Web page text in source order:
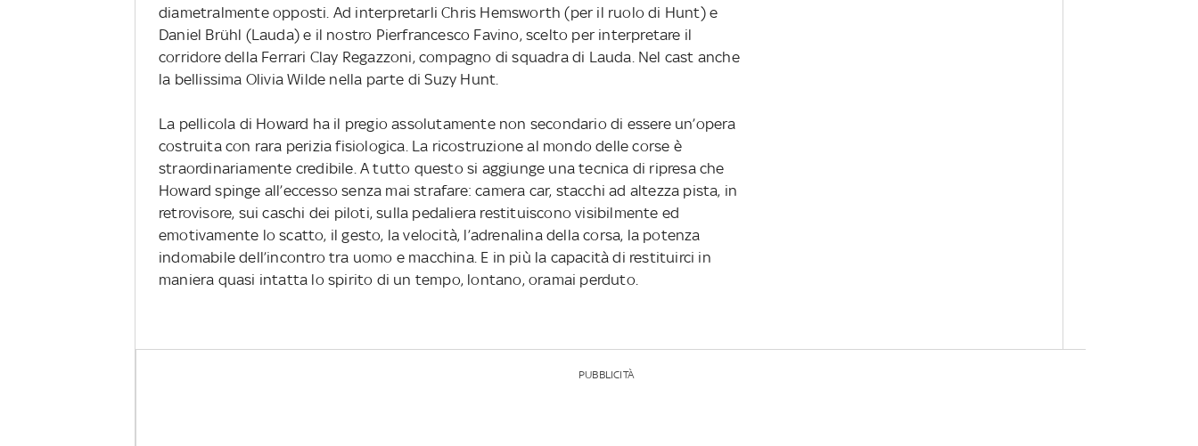
diametralmente opposti. Ad interpretarli Chris Hemsworth (per il ruolo di Hunt) e
Daniel Brühl (Lauda) e il nostro Pierfrancesco Favino, scelto per interpretare il
corridore della Ferrari Clay Regazzoni, compagno di squadra di Lauda. Nel cast anche
la bellissima Olivia Wilde nella parte di Suzy Hunt.
La pellicola di Howard ha il pregio assolutamente non secondario di essere un’opera
costruita con rara perizia fisiologica. La ricostruzione al mondo delle corse è
straordinariamente credibile. A tutto questo si aggiunge una tecnica di ripresa che
Howard spinge all’eccesso senza mai strafare: camera car, stacchi ad altezza pista, in
retrovisore, sui caschi dei piloti, sulla pedaliera restituiscono visibilmente ed
emotivamente lo scatto, il gesto, la velocità, l’adrenalina della corsa, la potenza
indomabile dell’incontro tra uomo e macchina. E in più la capacità di restituirci in
maniera quasi intatta lo spirito di un tempo, lontano, oramai perduto.
PUBBLICITÀ